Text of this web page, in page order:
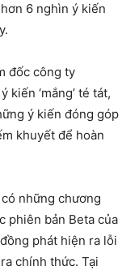
6 nghìn ý kiến
đốc công ty
kiến ‘mắng’ té tát,
ý kiến đóng góp
khuyết để hoàn
những chương
phiên bản Beta của
phát hiện ra lỗi
chính thức. Tại